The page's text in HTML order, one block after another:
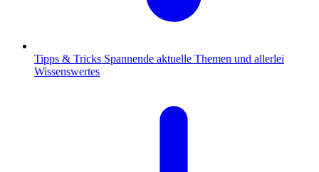
Tipps & Tricks Spannende aktuelle Themen und allerlei
Wissenswertes